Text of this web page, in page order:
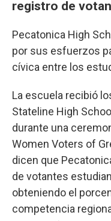
registro de
Pecatonica High
por sus esfuerzos
cívica entre los
La escuela recibió
Stateline High
durante una
Women Voters of
dicen que
de votantes
obteniendo el
competencia